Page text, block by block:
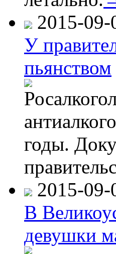
2015-09-
У
пьянством
годы.
2015-09-
В
девушки